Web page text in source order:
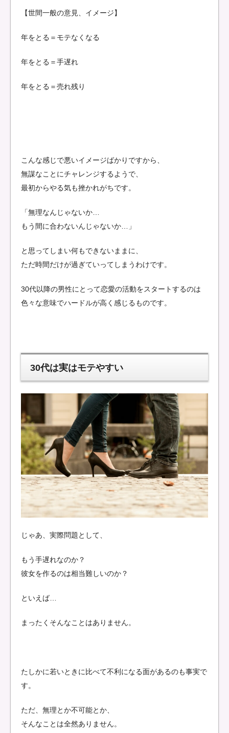
【世間一般の意見、イメージ】
年をとる＝モテなくなる
年をとる＝手遅れ
年をとる＝売れ残り
こんな感じで悪いイメージばかりですから、
無謀なことにチャレンジするようで、
最初からやる気も挫かれがちです。
「無理なんじゃないか…
もう間に合わないんじゃないか…」
と思ってしまい何もできないままに、
ただ時間だけが過ぎていってしまうわけです。
30代以降の男性にとって恋愛の活動をスタートするのは
色々な意味でハードルが高く感じるものです。
30代は実はモテやすい
じゃあ、実際問題として、
もう手遅れなのか？
彼女を作るのは相当難しいのか？
といえば…
まったくそんなことはありません。
たしかに若いときに比べて不利になる面があるのも事実で
す。
ただ、無理とか不可能とか、
そんなことは全然ありません。